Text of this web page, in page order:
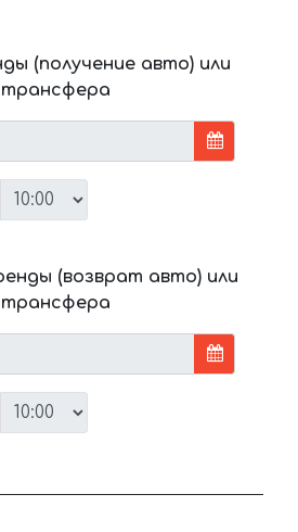
(получение авто) или
трансфера
(возврат авто) или
трансфера